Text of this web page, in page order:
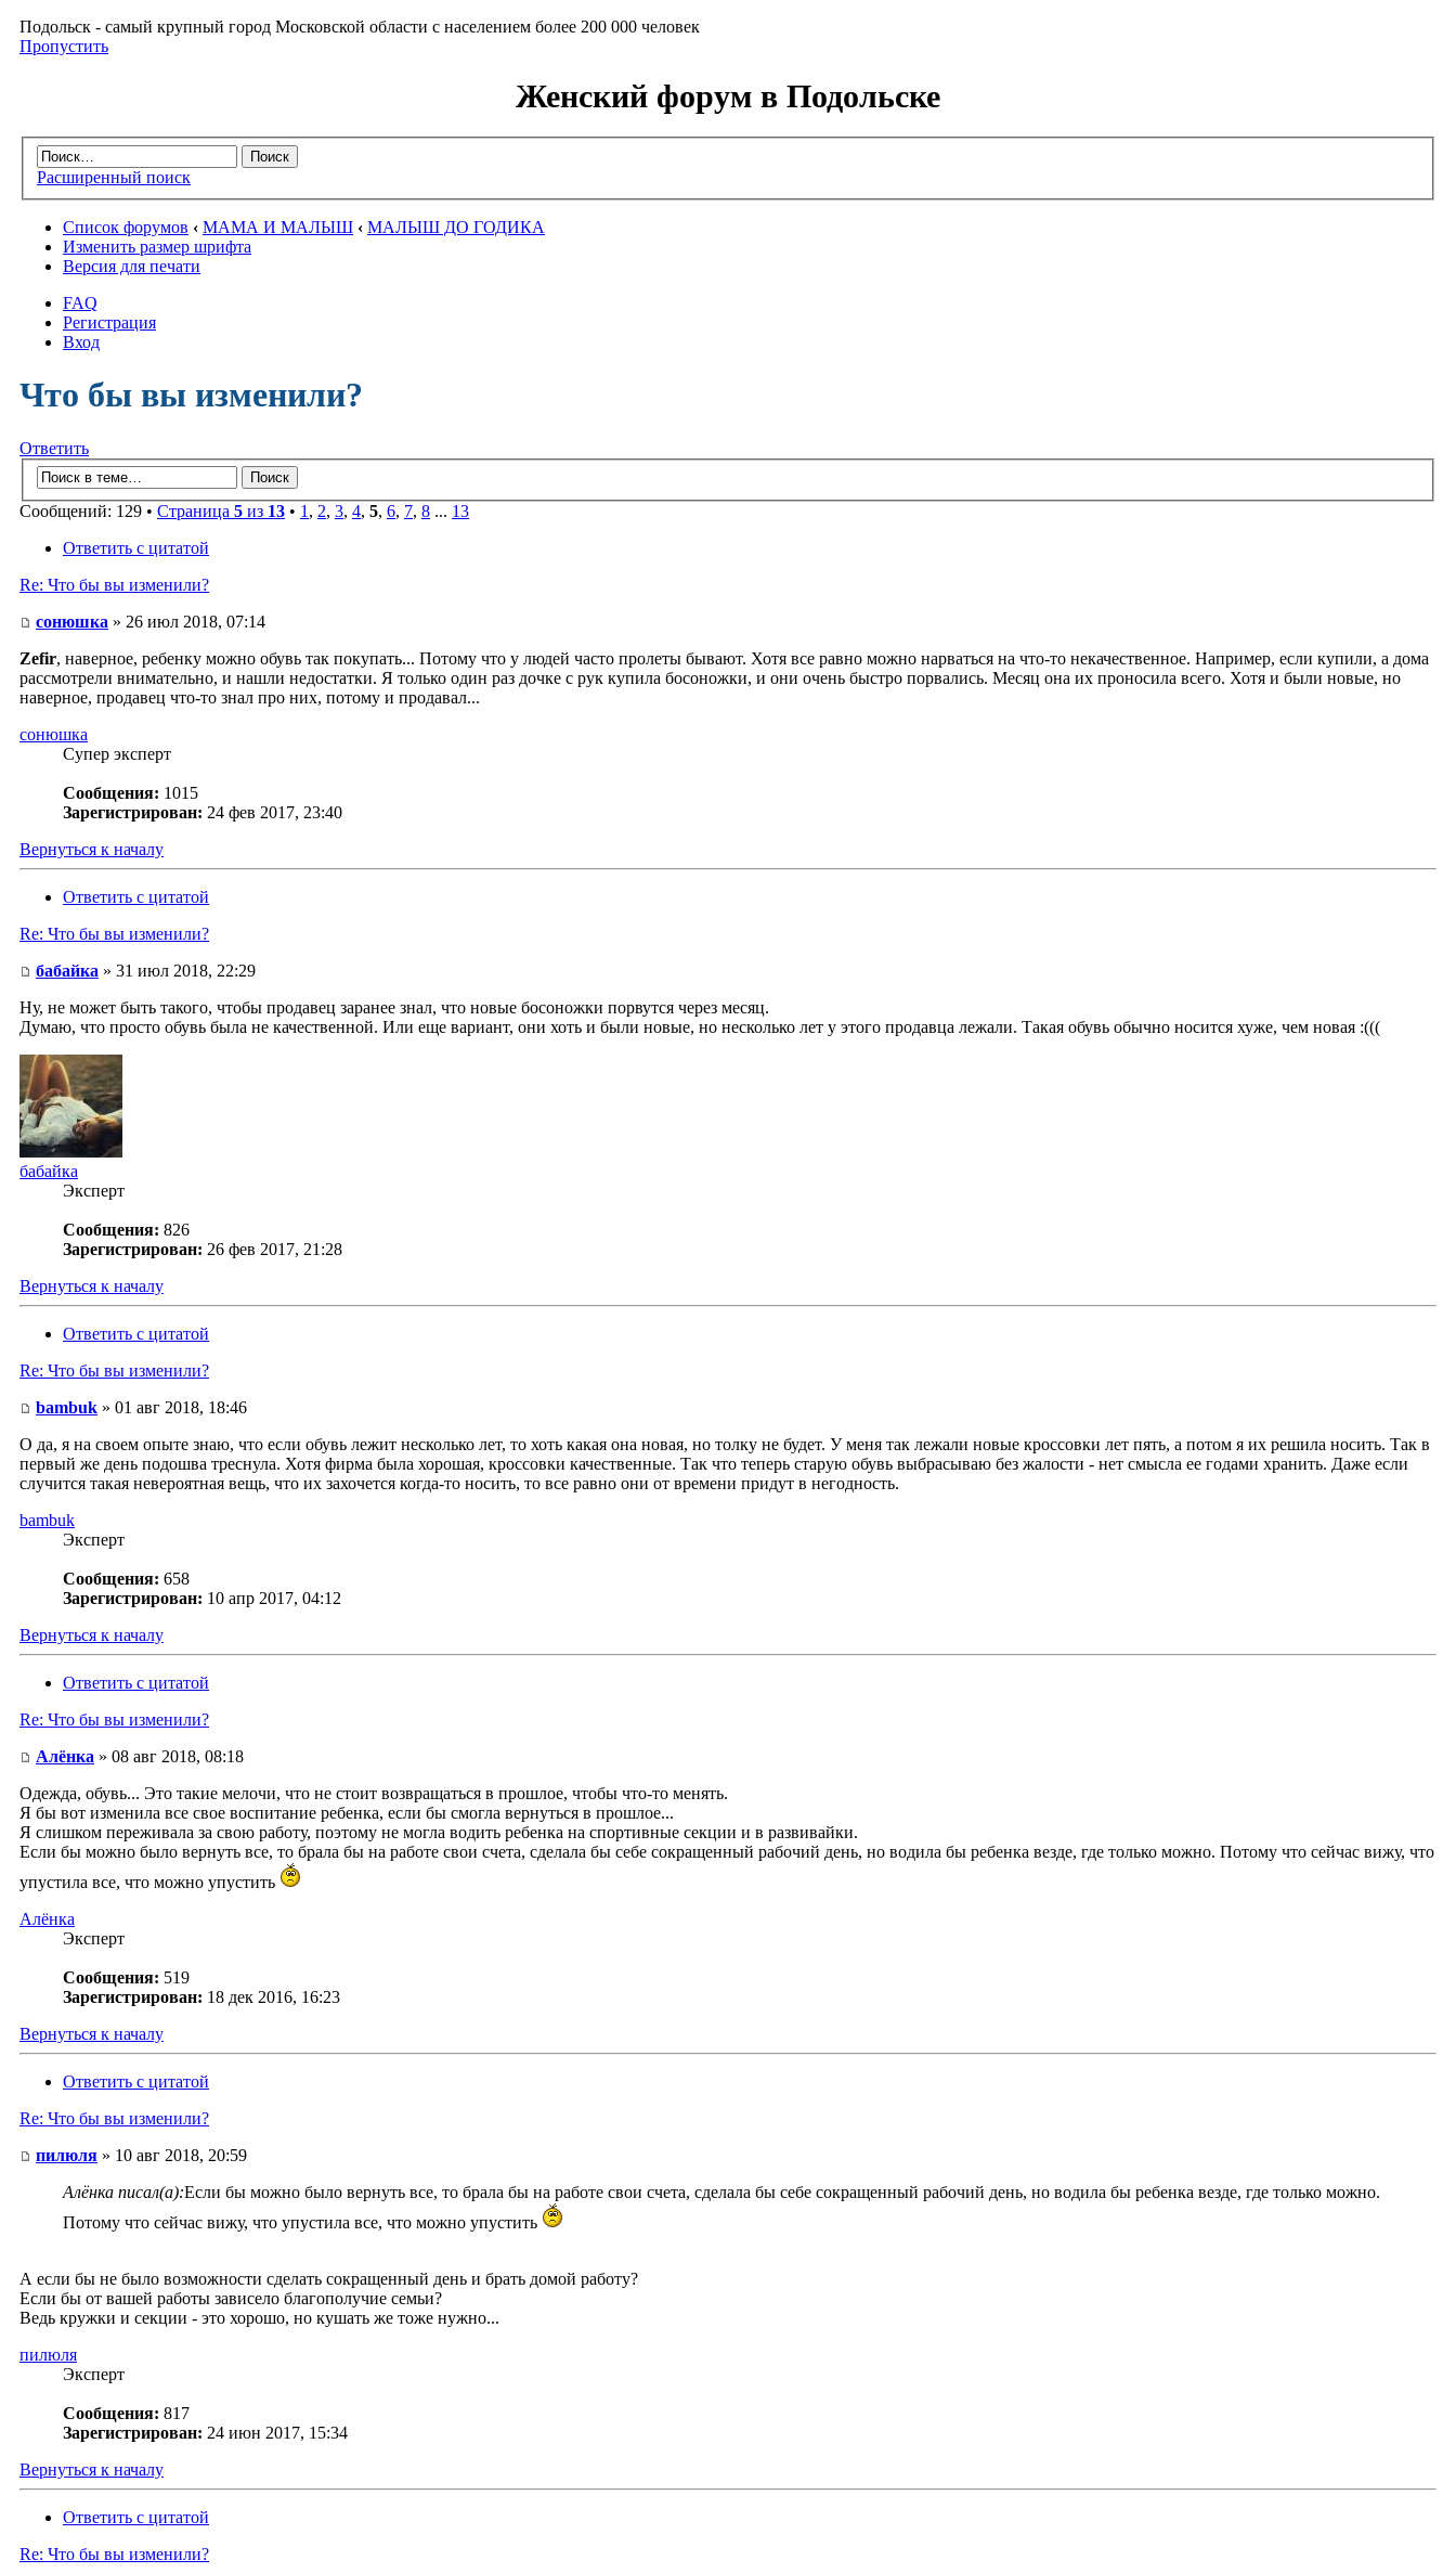
Подольск - самый крупный город Московской области с населением более 200 000 человек
Пропустить
Женский форум в Подольске
Расширенный поиск
Список форумов ‹ МАМА И МАЛЫШ ‹ МАЛЫШ ДО ГОДИКА
Изменить размер шрифта
Версия для печати
FAQ
Регистрация
Вход
Что бы вы изменили?
Ответить
Сообщений: 129 • Страница 5 из 13 • 1 , 2, 3, 4, 5, 6, 7, 8 ... 13
Ответить с цитатой
Re: Что бы вы изменили?
сонюшка » 26 июл 2018, 07:14
Zefir, наверное, ребенку можно обувь так покупать... Потому что у людей часто пролеты бывают. Хотя все равно можно нарваться на что-то некачественное. Например, если купили, а дома
рассмотрели внимательно, и нашли недостатки. Я только один раз дочке с рук купила босоножки, и они очень быстро порвались. Месяц она их проносила всего. Хотя и были новые, но
наверное, продавец что-то знал про них, потому и продавал...
сонюшка
Супер эксперт
Сообщения: 1015
Зарегистрирован: 24 фев 2017, 23:40
Вернуться к началу
Ответить с цитатой
Re: Что бы вы изменили?
бабайка » 31 июл 2018, 22:29
Ну, не может быть такого, чтобы продавец заранее знал, что новые босоножки порвутся через месяц.
Думаю, что просто обувь была не качественной. Или еще вариант, они хоть и были новые, но несколько лет у этого продавца лежали. Такая обувь обычно носится хуже, чем новая :(((
бабайка
Эксперт
Сообщения: 826
Зарегистрирован: 26 фев 2017, 21:28
Вернуться к началу
Ответить с цитатой
Re: Что бы вы изменили?
bambuk » 01 авг 2018, 18:46
О да, я на своем опыте знаю, что если обувь лежит несколько лет, то хоть какая она новая, но толку не будет. У меня так лежали новые кроссовки лет пять, а потом я их решила носить. Так в
первый же день подошва треснула. Хотя фирма была хорошая, кроссовки качественные. Так что теперь старую обувь выбрасываю без жалости - нет смысла ее годами хранить. Даже если
случится такая невероятная вещь, что их захочется когда-то носить, то все равно они от времени придут в негодность.
bambuk
Эксперт
Сообщения: 658
Зарегистрирован: 10 апр 2017, 04:12
Вернуться к началу
Ответить с цитатой
Re: Что бы вы изменили?
Алёнка » 08 авг 2018, 08:18
Одежда, обувь... Это такие мелочи, что не стоит возвращаться в прошлое, чтобы что-то менять.
Я бы вот изменила все свое воспитание ребенка, если бы смогла вернуться в прошлое...
Я слишком переживала за свою работу, поэтому не могла водить ребенка на спортивные секции и в развивайки.
Если бы можно было вернуть все, то брала бы на работе свои счета, сделала бы себе сокращенный рабочий день, но водила бы ребенка везде, где только можно. Потому что сейчас вижу, что
упустила все, что можно упустить
Алёнка
Эксперт
Сообщения: 519
Зарегистрирован: 18 дек 2016, 16:23
Вернуться к началу
Ответить с цитатой
Re: Что бы вы изменили?
пилюля » 10 авг 2018, 20:59
Алёнка писал(а):Если бы можно было вернуть все, то брала бы на работе свои счета, сделала бы себе сокращенный рабочий день, но водила бы ребенка везде, где только можно.
Потому что сейчас вижу, что упустила все, что можно упустить
А если бы не было возможности сделать сокращенный день и брать домой работу?
Если бы от вашей работы зависело благополучие семьи?
Ведь кружки и секции - это хорошо, но кушать же тоже нужно...
пилюля
Эксперт
Сообщения: 817
Зарегистрирован: 24 июн 2017, 15:34
Вернуться к началу
Ответить с цитатой
Re: Что бы вы изменили?